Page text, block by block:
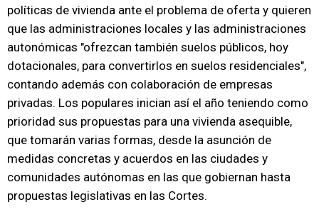
políticas de vivienda ante el problema de oferta y quieren
que las administraciones locales y las administraciones
autonómicas "ofrezcan también suelos públicos, hoy
dotacionales, para convertirlos en suelos residenciales",
contando además con colaboración de empresas
privadas. Los populares inician así el año teniendo como
prioridad sus propuestas para una vivienda asequible,
que tomarán varias formas, desde la asunción de
medidas concretas y acuerdos en las ciudades y
comunidades autónomas en las que gobiernan hasta
propuestas legislativas en las Cortes.